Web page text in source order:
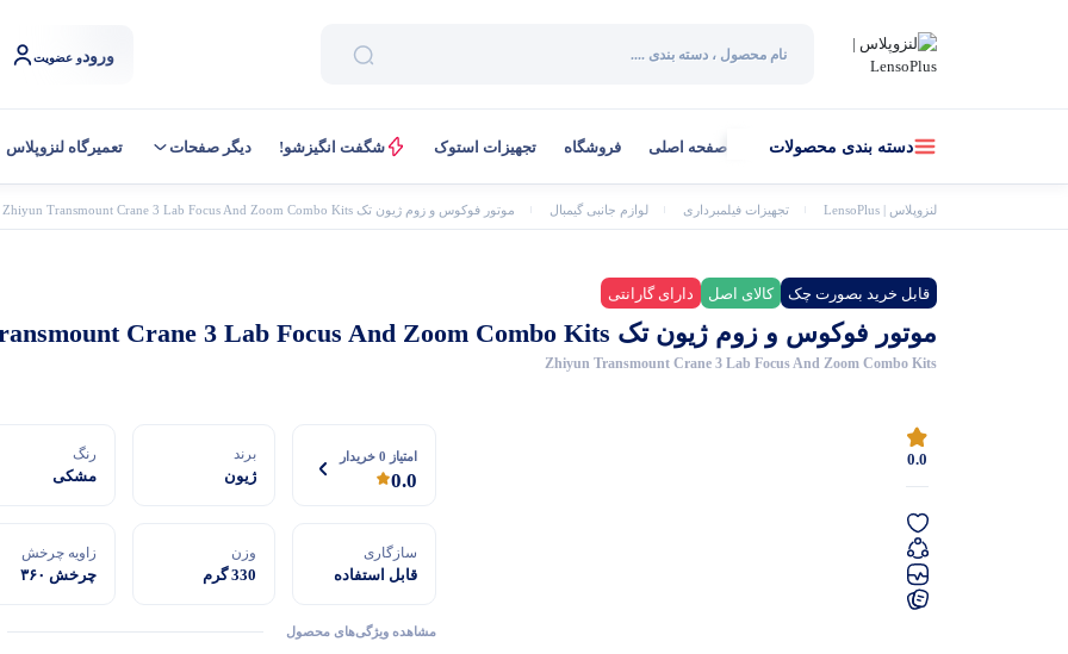
ورودو عضویت
دسته بندی محصولات صفحه اصلی فروشگاه تجهیزات استوک شگفت انگیزشو! دیگر صفحات تعمیرگاه لنزوپلاس
لنزوپلاس | LensoPlus تجهیزات فیلمبرداری لوازم جانبی گیمبال موتور فوکوس و زوم ژیون تک Zhiyun Transmount Crane 3 Lab Focus And Zoom Combo Kits
قابل خرید بصورت چک کالای اصل دارای گارانتی
موتور فوکوس و زوم ژیون تک Zhiyun Transmount Crane 3 Lab Focus And Zoom Combo Kits
Zhiyun Transmount Crane 3 Lab Focus And Zoom Combo Kits
0.0 امتیاز 0 خریدار
0.0
برند
ژیون
رنگ
مشکی
سازگاری
قابل استفاده
Zhiyun-Tech
Crane 3-Lab و
وزن
330 گرم
زاویه چرخش
چرخش ۳۶۰
مشاهده ویژگی‌های محصول